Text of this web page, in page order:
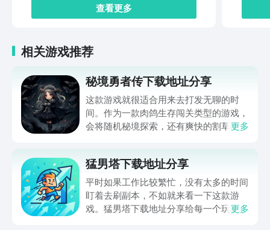
查看更多
相关游戏推荐
秘境勇者传下载地址分享
这款游戏就很适合用来去打发无聊的时
间。作为一款肉鸽生存闯关类型的游戏，
会将随机秘境探索，还有爽快的割草闯关
接就可以下载。游戏的上手门槛还是比较
低的，一只手就可以操控，很适合用来去
打发无聊的时间，可玩性真的比较高。
更多
猛男塔下载地址分享
平时如果工作比较繁忙，没有太多的时间
盯着去刷副本，不如就来看一下这款游
戏。猛男塔下载地址分享给每一个玩家，
更多